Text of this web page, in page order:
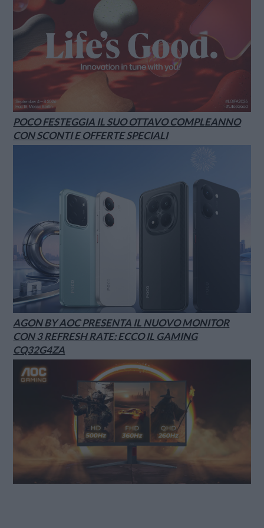
POCO FESTEGGIA IL SUO OTTAVO COMPLEANNO
CON SCONTI E OFFERTE SPECIALI
AGON BY AOC PRESENTA IL NUOVO MONITOR
CON 3 REFRESH RATE: ECCO IL GAMING
CQ32G4ZA